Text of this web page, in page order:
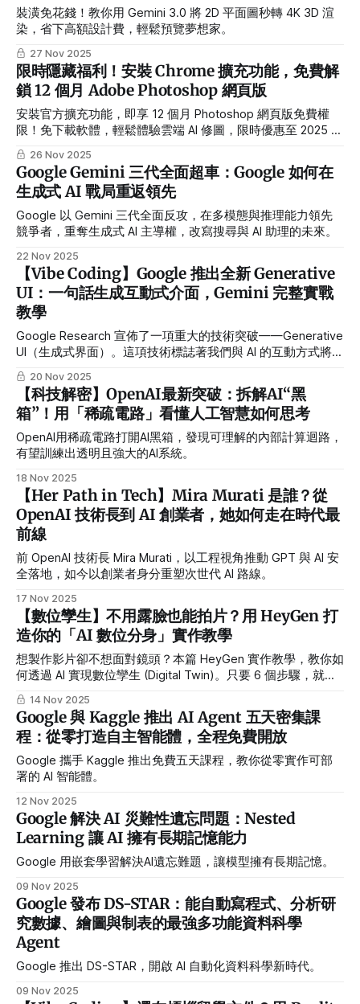
裝潢免花錢！教你用 Gemini 3.0 將 2D 平面圖秒轉 4K 3D 渲
染，省下高額設計費，輕鬆預覽夢想家。
27 Nov 2025
限時隱藏福利！安裝 Chrome 擴充功能，免費解
鎖 12 個月 Adobe Photoshop 網頁版
安裝官方擴充功能，即享 12 個月 Photoshop 網頁版免費權
限！免下載軟體，輕鬆體驗雲端 AI 修圖，限時優惠至 2025 年
底。
26 Nov 2025
Google Gemini 三代全面超車：Google 如何在
生成式 AI 戰局重返領先
Google 以 Gemini 三代全面反攻，在多模態與推理能力領先
競爭者，重奪生成式 AI 主導權，改寫搜尋與 AI 助理的未來。
22 Nov 2025
【Vibe Coding】Google 推出全新 Generative
UI：一句話生成互動式介面，Gemini 完整實戰
教學
Google Research 宣佈了一項重大的技術突破——Generative
UI（生成式界面）。這項技術標誌著我們與 AI 的互動方式將發
生根本性的轉變：從過去的「文字對話」進化為「動態介面共
創」。
20 Nov 2025
【科技解密】OpenAI最新突破：拆解AI“黑
箱”！用「稀疏電路」看懂人工智慧如何思考
OpenAI用稀疏電路打開AI黑箱，發現可理解的內部計算迴路，
有望訓練出透明且強大的AI系統。
18 Nov 2025
【Her Path in Tech】Mira Murati 是誰？從
OpenAI 技術長到 AI 創業者，她如何走在時代最
前線
前 OpenAI 技術長 Mira Murati，以工程視角推動 GPT 與 AI 安
全落地，如今以創業者身分重塑次世代 AI 路線。
17 Nov 2025
【數位孿生】不用露臉也能拍片？用 HeyGen 打
造你的「AI 數位分身」實作教學
想製作影片卻不想面對鏡頭？本篇 HeyGen 實作教學，教你如
何透過 AI 實現數位孿生 (Digital Twin)。只要 6 個步驟，就能
複製出外貌、聲音一模一樣的 AI 分身 (Avatar)。內附中文口音
實測與手勢注意事項，內容創作者必看！
14 Nov 2025
Google 與 Kaggle 推出 AI Agent 五天密集課
程：從零打造自主智能體，全程免費開放
Google 攜手 Kaggle 推出免費五天課程，教你從零實作可部
署的 AI 智能體。
12 Nov 2025
Google 解決 AI 災難性遺忘問題：Nested
Learning 讓 AI 擁有長期記憶能力
Google 用嵌套學習解決AI遺忘難題，讓模型擁有長期記憶。
09 Nov 2025
Google 發布 DS-STAR：能自動寫程式、分析研
究數據、繪圖與制表的最強多功能資料科學
Agent
Google 推出 DS-STAR，開啟 AI 自動化資料科學新時代。
09 Nov 2025